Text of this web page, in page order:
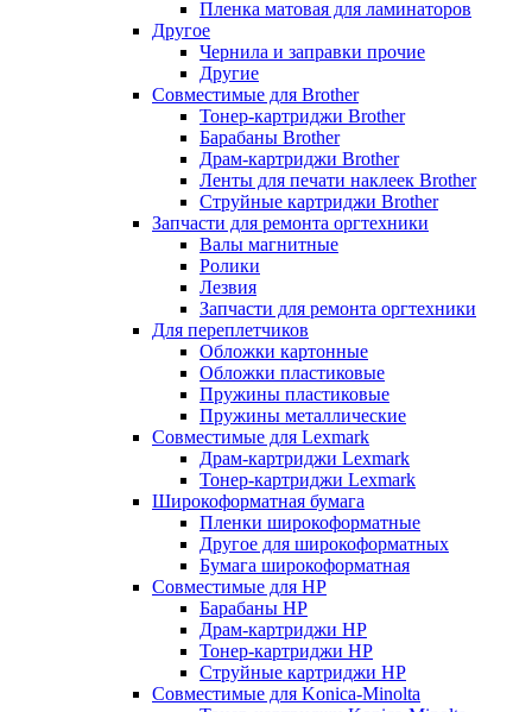
Пленка матовая для ламинаторов
Другое
Чернила и заправки прочие
Другие
Совместимые для Brother
Тонер-картриджи Brother
Барабаны Brother
Драм-картриджи Brother
Ленты для печати наклеек Brother
Струйные картриджи Brother
Запчасти для ремонта оргтехники
Валы магнитные
Ролики
Лезвия
Запчасти для ремонта оргтехники
Для переплетчиков
Обложки картонные
Обложки пластиковые
Пружины пластиковые
Пружины металлические
Совместимые для Lexmark
Драм-картриджи Lexmark
Тонер-картриджи Lexmark
Широкоформатная бумага
Пленки широкоформатные
Другое для широкоформатных
Бумага широкоформатная
Совместимые для HP
Барабаны HP
Драм-картриджи HP
Тонер-картриджи HP
Струйные картриджи HP
Совместимые для Konica-Minolta